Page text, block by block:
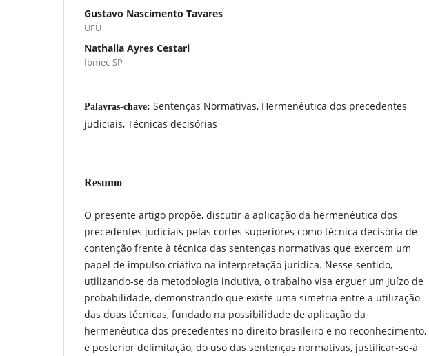
Gustavo Nascimento Tavares
UFU
Nathalia Ayres Cestari
Ibmec-SP
Palavras-chave: Sentenças Normativas, Hermenêutica dos precedentes
judiciais, Técnicas decisórias
Resumo
O presente artigo propõe, discutir a aplicação da hermenêutica dos
precedentes judiciais pelas cortes superiores como técnica decisória de
contenção frente à técnica das sentenças normativas que exercem um
papel de impulso criativo na interpretação jurídica. Nesse sentido,
utilizando-se da metodologia indutiva, o trabalho visa erguer um juízo de
probabilidade, demonstrando que existe uma simetria entre a utilização
das duas técnicas, fundado na possibilidade de aplicação da
hermenêutica dos precedentes no direito brasileiro e no reconhecimento,
e posterior delimitação, do uso das sentenças normativas, justificar-se-á